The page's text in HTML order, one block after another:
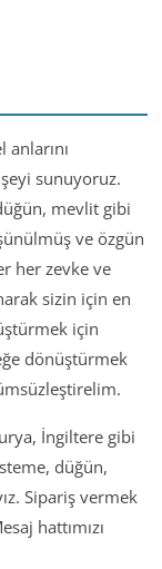
anlarını
sunuyoruz.
mevlit gibi
ve özgün
her zevke ve
sizin için en
için
dönüştürmek
İngiltere gibi
düğün,
Sipariş vermek
hattımızı